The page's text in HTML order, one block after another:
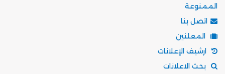
الممنوعة
اتصل بنا
المعلنين
ارشيف الإعلانات
بحث الاعلانات